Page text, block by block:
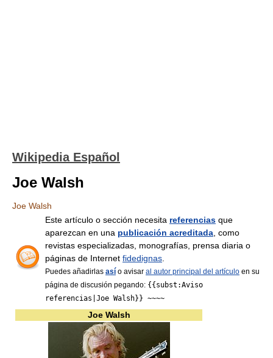
Wikipedia Español
Joe Walsh
Joe Walsh
Este artículo o sección necesita referencias que
aparezcan en una publicación acreditada , como
revistas especializadas, monografías, prensa diaria o
páginas de Internet fidedignas
Puedes añadirlas así o avisar al autor principal del artículo en su
página de discusión pegando: {{subst:Aviso
referencias|Joe Walsh}} ~~~~
Joe Walsh